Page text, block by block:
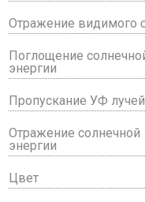
Отражение видимого
Поглощение
энергии
Пропускание УФ лучей
Отражение солнечной
энергии
Цвет